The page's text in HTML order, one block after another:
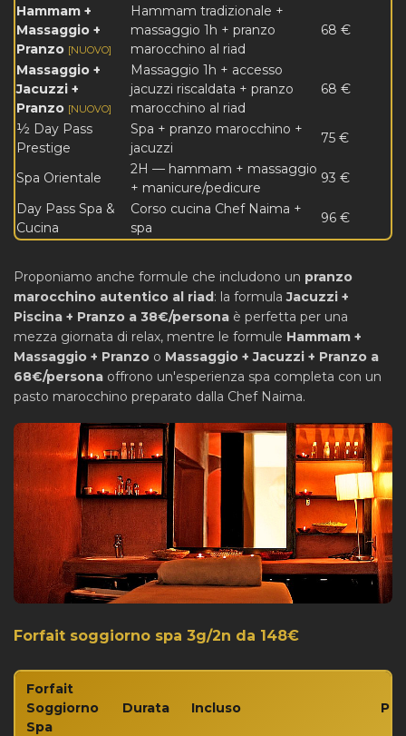
Hammam +
Massaggio +
Pranzo [NUOVO]
Hammam tradizionale +
massaggio 1h + pranzo
marocchino al riad
68 €
Massaggio +
Jacuzzi +
Pranzo [NUOVO]
Massaggio 1h + accesso
jacuzzi riscaldata + pranzo
marocchino al riad
68 €
½ Day Pass
Prestige
Spa + pranzo marocchino +
jacuzzi
75 €
Spa Orientale
2H — hammam + massaggio
+ manicure/pedicure
93 €
Day Pass Spa &
Cucina
Corso cucina Chef Naima +
spa
96 €
Proponiamo anche formule che includono un pranzo
marocchino autentico al riad: la formulaJacuzzi +
Piscina + Pranzo a 38€/persona è perfetta per una
mezza giornata di relax, mentre le formule Hammam +
Massaggio + Pranzo o Massaggio + Jacuzzi + Pranzo a
68€/persona offrono un'esperienza spa completa con un
pasto marocchino preparato dalla Chef Naima.
Forfait soggiorno spa 3g/2n da 148€
Forfait
Soggiorno
Spa
Durata Incluso